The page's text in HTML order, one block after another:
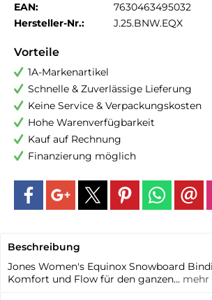
EAN:
7630463495032
Hersteller-Nr.:
J.25.BNW.EQX
Vorteile
1A-Markenartikel
Schnelle & Zuverlässige Lieferung
Keine Service & Verpackungskosten
Hohe Warenverfügbarkeit
Kauf auf Rechnung
Finanzierung möglich
Beschreibung
Jones Women's Equinox Snowboard
Komfort und Flow für den ganzen... mehr